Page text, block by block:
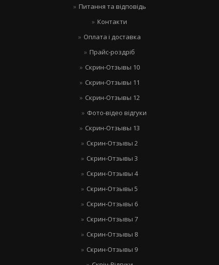
Питання та відповідь
Контакти
Оплата і доставка
Прайс-роздріб
Скрин-Отзывы 10
Скрин-Отзывы 11
Скрин-Отзывы 12
Фото-відео відгуки
Скрин-Отзывы 13
Скрин-Отзывы 2
Скрин-Отзывы 3
Скрин-Отзывы 4
Скрин-Отзывы 5
Скрин-Отзывы 6
Скрин-Отзывы 7
Скрин-Отзывы 8
Скрин-Отзывы 9